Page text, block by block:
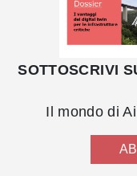
SOTTOSCRIVI
Il mondo di